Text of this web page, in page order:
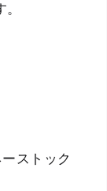
ストック